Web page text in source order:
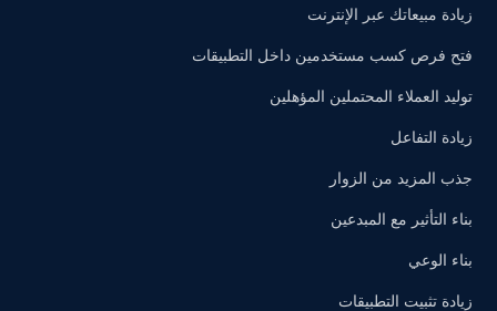
زيادة مبيعاتك عبر الإنترنت
فتح فرص كسب مستخدمين داخل التطبيقات
توليد العملاء المحتملين المؤهلين
زيادة التفاعل
جذب المزيد من الزوار
بناء التأثير مع المبدعين
بناء الوعي
زيادة تثبيت التطبيقات